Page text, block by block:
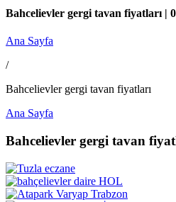
Bahcelievler gergi tavan fiyatları |
Ana Sayfa
/
Bahcelievler gergi tavan fiyatları
Ana Sayfa
Bahcelievler gergi tavan